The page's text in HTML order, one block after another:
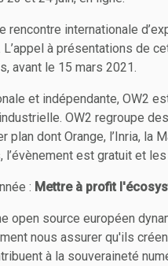
rencontre internationale
à présentations de
avant le 15 mars 2021.
et indépendante, OW2
OW2 regroupe
dont Orange, l’Inria, la
est gratuit et
: Mettre à profit
open source européen
nous assurer qu'ils
à la souveraineté